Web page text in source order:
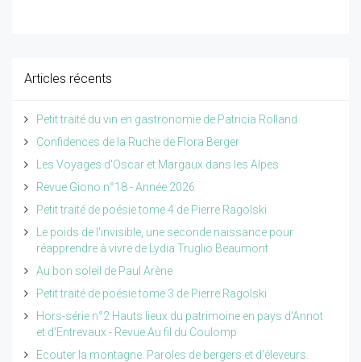
Articles récents
Petit traité du vin en gastronomie de Patricia Rolland
Confidences de la Ruche de Flora Berger
Les Voyages d'Oscar et Margaux dans les Alpes
Revue Giono n°18 - Année 2026
Petit traité de poésie tome 4 de Pierre Ragolski
Le poids de l'invisible, une seconde naissance pour
réapprendre à vivre de Lydia Truglio Beaumont
Au bon soleil de Paul Arène
Petit traité de poésie tome 3 de Pierre Ragolski
Hors-série n°2 Hauts lieux du patrimoine en pays d'Annot
et d'Entrevaux - Revue Au fil du Coulomp
Ecouter la montagne. Paroles de bergers et d'éleveurs.